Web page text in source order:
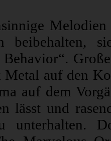
beibehalten,
Metal auf den
auf dem
lässt und
unterhalten.